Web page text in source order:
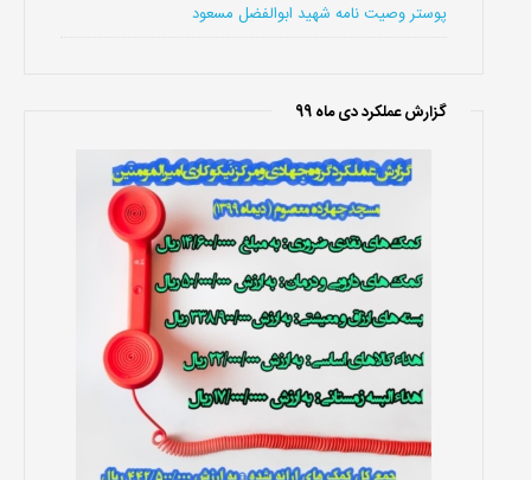
پوستر وصیت نامه شهید ابوالفضل مسعود
گزارش عملکرد دی ماه 99